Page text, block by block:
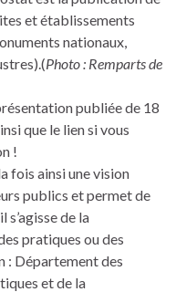
et établissements
nationaux,
Photo : Remparts de
publiée de 18
que le lien si vous
!
fois ainsi une vision
publics et permet de
s’agisse de la
pratiques ou des
: Département des
et de la